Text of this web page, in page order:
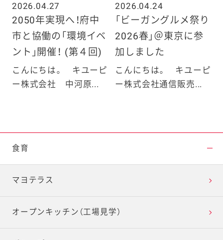
2026.04.27
2050年実現へ！府中
市と協働の「環境イベ
ント」開催！ (第４回)
こんにちは。 キユーピ
ー株式会社 中河原...
2026.04.24
「ビーガングルメ祭り
2026春」＠東京に参
加しました
こんにちは。 キユーピ
ー株式会社通信販売...
食育
マヨテラス
オープンキッチン（工場見学）